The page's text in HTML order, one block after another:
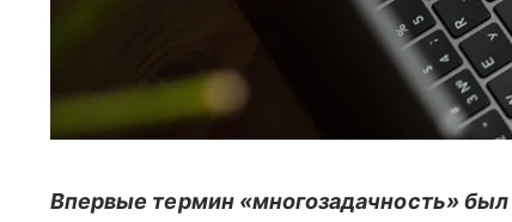
Впервые термин «многозадачность» был